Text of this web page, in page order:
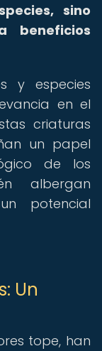
sino
beneficios
y especies
en el
criaturas
un papel
de los
albergan
potencial
Un
tope, han